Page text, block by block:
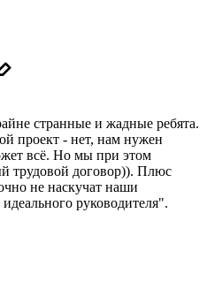
странные и жадные ребята.
проект - нет, нам нужен
всё. Но мы при этом
трудовой договор)). Плюс
не наскучат наши
руководителя".